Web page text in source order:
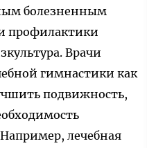
болезненным
профилактики
Врачи
гимнастики как
подвижность,
лечебная